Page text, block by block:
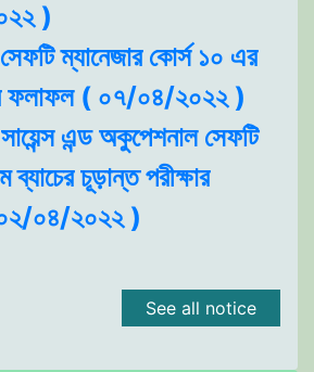
)
ম্যানেজার কোর্স ১০ এর
ফলাফল ( ০৭/০৪/২০২২ )
এন্ড অকুপেশনাল সেফটি
চূড়ান্ত পরীক্ষার
০৪/২০২২ )
See all notice